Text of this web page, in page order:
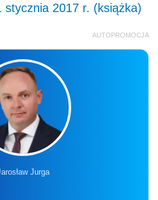
stycznia 2017 r. (książka)
AUTOPROMOCJA
Jurga